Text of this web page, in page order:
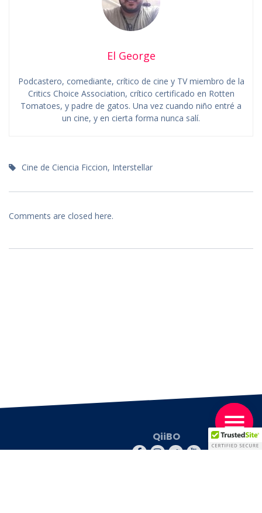
El George
Podcastero, comediante, crítico de cine y TV miembro de la
Critics Choice Association, crítico certificado en Rotten
Tomatoes, y padre de gatos. Una vez cuando niño entré a
un cine, y en cierta forma nunca salí.
Cine de Ciencia Ficcion, Interstellar
Comments are closed here.
QiiBO